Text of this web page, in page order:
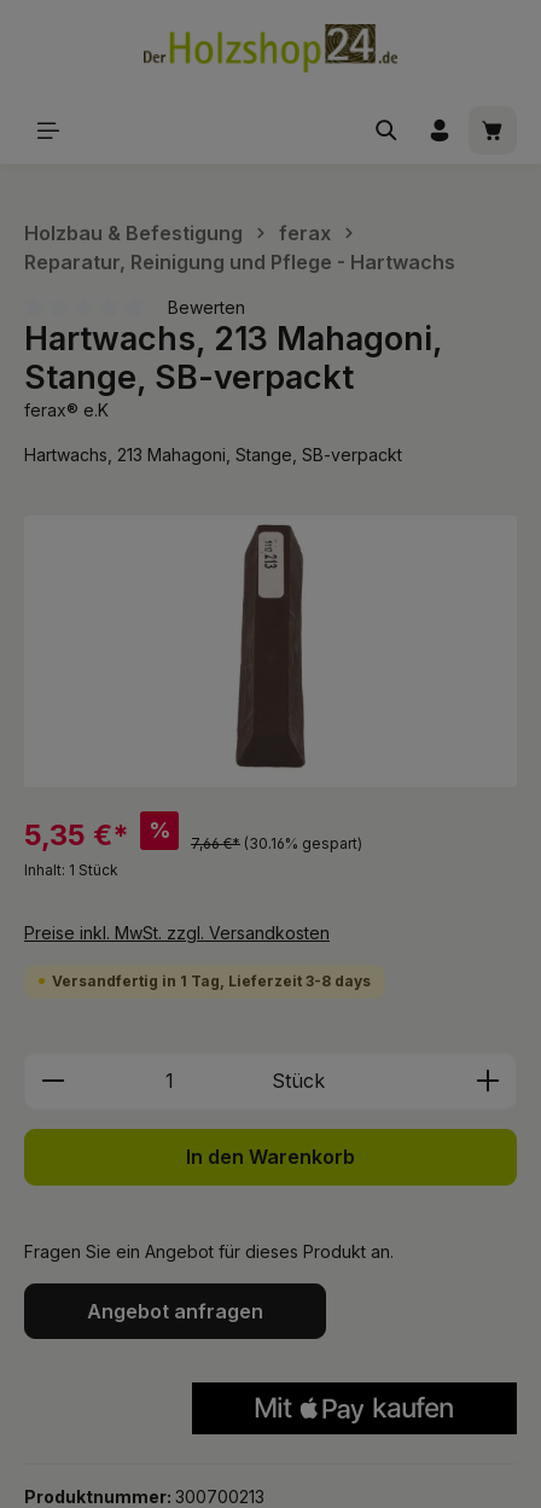
Holzbau & Befestigung
ferax
Reparatur, Reinigung und Pflege - Hartwachs
Durchschnittliche Bewertung von 0 von 5 Sternen
Bewerten
Hartwachs, 213 Mahagoni,
Stange, SB-verpackt
ferax® e.K
Hartwachs, 213 Mahagoni, Stange, SB-verpackt
5,35 €* %
7,66 €* (30.16% gespart)
Inhalt: 1 Stück
Preise inkl. MwSt. zzgl. Versandkosten
Versandfertig in 1 Tag, Lieferzeit 3-8 days
Produkt Anzahl: Gib den
Stück
In den Warenkorb
Fragen Sie ein Angebot für dieses Produkt an.
Angebot anfragen
Produktnummer: 300700213